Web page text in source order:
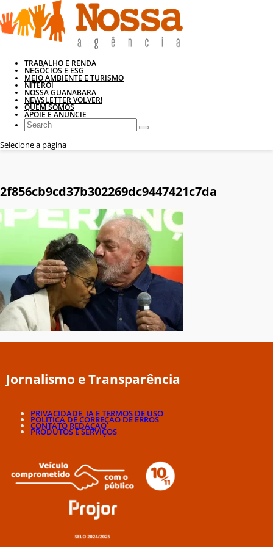
TRABALHO E RENDA
NEGÓCIOS E ESG
MEIO AMBIENTE E TURISMO
NITERÓI
NOSSA GUANABARA
NEWSLETTER VOLVER!
QUEM SOMOS
APOIE E ANUNCIE
Selecione a página
2f856cb9cd37b302269dc9447421c7da
Jornalismo e Transparência
PRIVACIDADE, IA E TERMOS DE USO
POLÍTICA DE CORREÇÃO DE ERROS
CONTATO REDAÇÃO
PRODUTOS E SERVIÇOS